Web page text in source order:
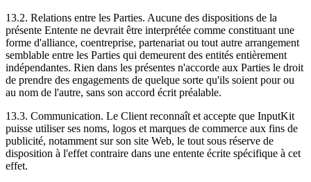
13.2. Relations entre les Parties. Aucune des dispositions de la
présente Entente ne devrait être interprétée comme constituant une
forme d'alliance, coentreprise, partenariat ou tout autre arrangement
semblable entre les Parties qui demeurent des entités entièrement
indépendantes. Rien dans les présentes n'accorde aux Parties le droit
de prendre des engagements de quelque sorte qu'ils soient pour ou
au nom de l'autre, sans son accord écrit préalable.
13.3. Communication. Le Client reconnaît et accepte que InputKit
puisse utiliser ses noms, logos et marques de commerce aux fins de
publicité, notamment sur son site Web, le tout sous réserve de
disposition à l'effet contraire dans une entente écrite spécifique à cet
effet.